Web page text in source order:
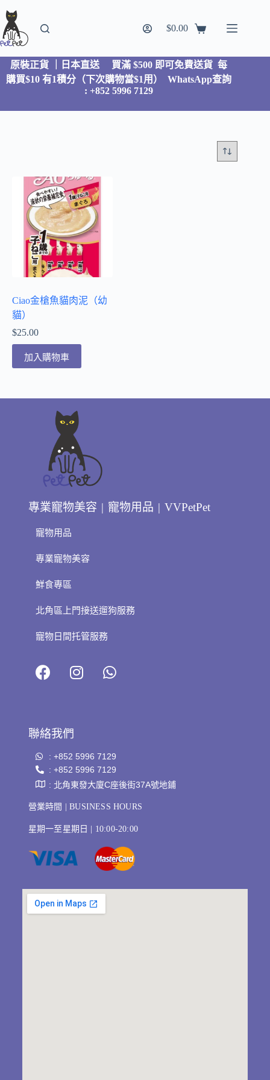
$0.00
原裝正貨 ｜日本直送
買滿 $500 即可免費送貨 每
購買$10 有1積分（下次購物當$1用）WhatsApp查詢
: +852 5996 7129
Ciao金槍魚貓肉泥（幼
貓）
$25.00
加入購物車
專業寵物美容 | 寵物用品 | VVPetPet
寵物用品
專業寵物美容
鮮食專區
北角區上門接送遛狗服務
寵物日間托管服務
聯絡我們
: +852 5996 7129
: +852 5996 7129
: 北角東發大廈C座後街37A號地鋪
營業時間 | BUSINESS HOURS
星期一至星期日 | 10:00-20:00